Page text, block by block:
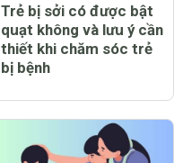
Trẻ bị sởi có được bật
quạt không và lưu ý cần
thiết khi chăm sóc trẻ
bị bệnh